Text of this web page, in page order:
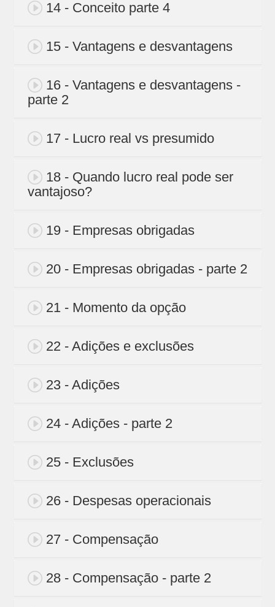
14 - Conceito parte 4
15 - Vantagens e desvantagens
16 - Vantagens e desvantagens -
parte 2
17 - Lucro real vs presumido
18 - Quando lucro real pode ser
vantajoso?
19 - Empresas obrigadas
20 - Empresas obrigadas - parte 2
21 - Momento da opção
22 - Adições e exclusões
23 - Adições
24 - Adições - parte 2
25 - Exclusões
26 - Despesas operacionais
27 - Compensação
28 - Compensação - parte 2